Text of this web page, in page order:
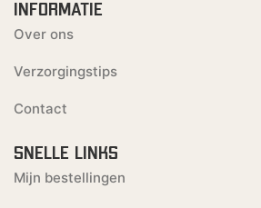
INFORMATIE
Over ons
Verzorgingstips
Contact
SNELLE LINKS
Mijn bestellingen